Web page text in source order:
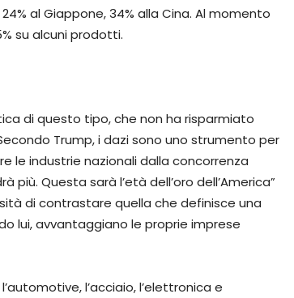
24% al Giappone, 34% alla Cina. Al momento
su alcuni prodotti.
di questo tipo, che non ha risparmiato
Trump, i dazi sono uno strumento per
le industrie nazionali dalla concorrenza
Questa sarà l’età dell’oro dell’America”
di contrastare quella che definisce una
lui, avvantaggiano le proprie imprese
l’acciaio, l’elettronica e